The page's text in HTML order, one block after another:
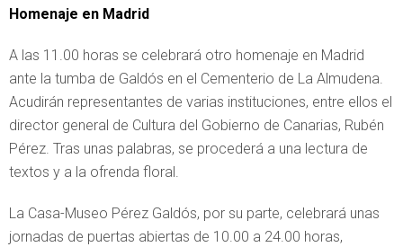
Homenaje en Madrid
A las 11.00 horas se celebrará otro homenaje en Madrid
ante la tumba de Galdós en el Cementerio de La Almudena.
Acudirán representantes de varias instituciones, entre ellos el
director general de Cultura del Gobierno de Canarias, Rubén
Pérez. Tras unas palabras, se procederá a una lectura de
textos y a la ofrenda floral.
La Casa-Museo Pérez Galdós, por su parte, celebrará unas
jornadas de puertas abiertas de 10.00 a 24.00 horas,